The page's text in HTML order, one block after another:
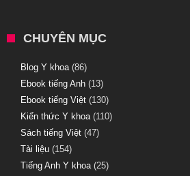
CHUYÊN MỤC
Blog Y khoa(86)
Ebook tiếng Anh (13)
Ebook tiếng Việt (130)
Kiến thức Y khoa(110)
Sách tiếng Việt (47)
Tài liệu (154)
Tiếng Anh Y khoa(25)